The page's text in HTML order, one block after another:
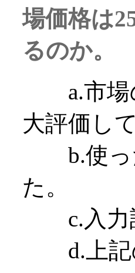
場価格は
るのか。
a.市場
大評価し
b.使っ
た。
c.入力
d.上記